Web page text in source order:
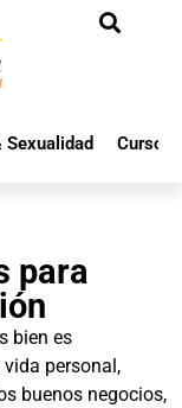
Sexualidad Cursos
para
bien es
personal,
buenos negocios,